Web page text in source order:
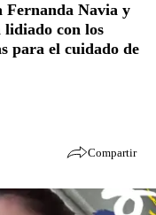
Fernanda Navia y
lidiado con los
para el cuidado de
Compartir